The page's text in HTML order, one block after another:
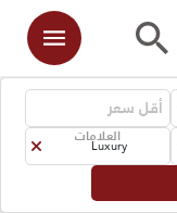
العلامات
Luxury